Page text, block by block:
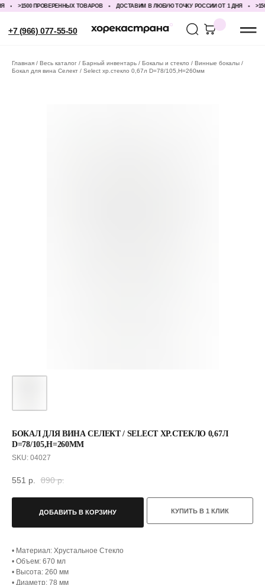
>1500 ПРОВЕРЕННЫХ ТОВАРОВ ДОСТАВИМ В ЛЮБУЮ ТОЧКУ РОССИИ ОТ 1 ДНЯ
Главная Весь каталог Барный инвентарь Бокалы и стекло
Винные бокалы
Бокал для вина Селект / Select хр.стекло 0,67л D=78/105,H=260мм
БОКАЛ ДЛЯ ВИНА СЕЛЕКТ / SELECT ХР.СТЕКЛО 0,67Л
D=78/105,H=260ММ
SKU: 04027
551 р. 890 р.
ДОБАВИТЬ В КОРЗИНУ КУПИТЬ В 1 КЛИК
• Материал: Хрустальное Стекло
• Объем: 670 мл
• Высота: 260 мм
• Диаметр: 78 мм
С ЭТИМ ТОВАРОМ ПОКУПАЮТ